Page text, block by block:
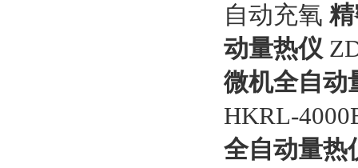
自动充氧
动量热仪
微机全自动
HKRL-
全自动量热